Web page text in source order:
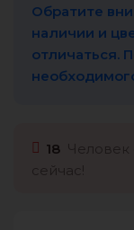
Обратите
наличии и
отличаться.
18